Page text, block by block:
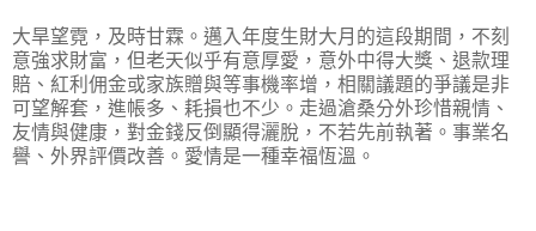
大旱望霓，及時甘霖。邁入年度生財大月的這段期間，不刻
意強求財富，但老天似乎有意厚愛，意外中得大獎、退款理
賠、紅利佣金或家族贈與等事機率增，相關議題的爭議是非
可望解套，進帳多、耗損也不少。走過滄桑分外珍惜親情、
友情與健康，對金錢反倒顯得灑脫，不若先前執著。事業名
譽、外界評價改善。愛情是一種幸福恆溫。